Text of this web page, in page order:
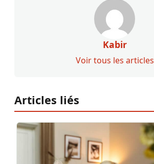
Kabir
Voir tous les articles
Articles liés